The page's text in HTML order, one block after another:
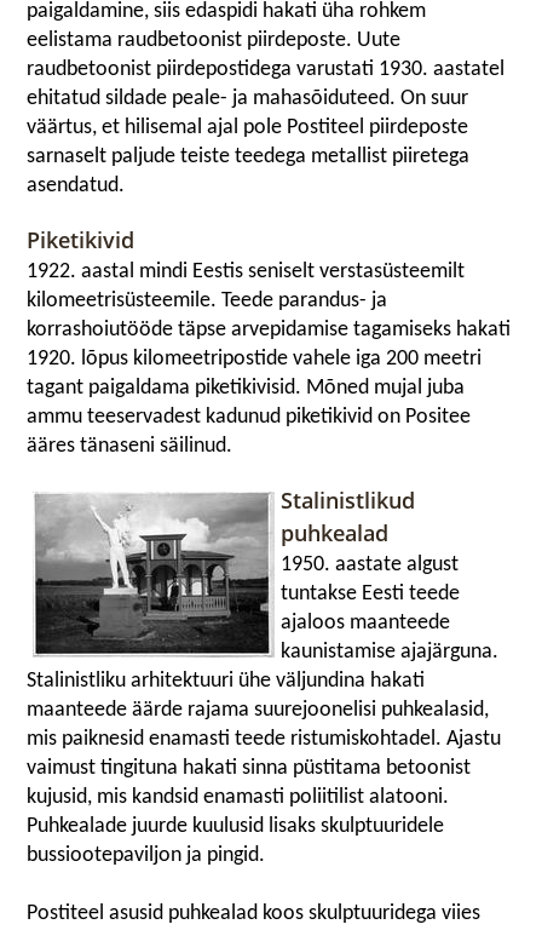
paigaldamine, siis edaspidi hakati üha rohkem
eelistama raudbetoonist piirdeposte. Uute
raudbetoonist piirdepostidega varustati 1930. aastatel
ehitatud sildade peale- ja mahasõiduteed. On suur
väärtus, et hilisemal ajal pole Postiteel piirdeposte
sarnaselt paljude teiste teedega metallist piiretega
asendatud.
Piketikivid
1922. aastal mindi Eestis seniselt verstasüsteemilt
kilomeetrisüsteemile. Teede parandus- ja
korrashoiutööde täpse arvepidamise tagamiseks hakati
1920. lõpus kilomeetripostide vahele iga 200 meetri
tagant paigaldama piketikivisid. Mõned mujal juba
ammu teeservadest kadunud piketikivid on Positee
ääres tänaseni säilinud.
Stalinistlikud
puhkealad
1950. aastate algust
tuntakse Eesti teede
ajaloos maanteede
kaunistamise ajajärguna.
Stalinistliku arhitektuuri ühe väljundina hakati
maanteede äärde rajama suurejoonelisi puhkealasid,
mis paiknesid enamasti teede ristumiskohtadel. Ajastu
vaimust tingituna hakati sinna püstitama betoonist
kujusid, mis kandsid enamasti poliitilist alatooni.
Puhkealade juurde kuulusid lisaks skulptuuridele
bussiootepaviljon ja pingid.
Postiteel asusid puhkealad koos skulptuuridega viies